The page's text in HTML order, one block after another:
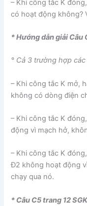
– Khi công tắc K
có hoạt động không?
* Hướng dẫn giải Câu
° Cả 3 trường hợp
– Khi công tắc K mở,
không có dòng điện
– Khi công tắc K
động vì mạch hở,
– Khi công tắc K
Đ2 không hoạt động
chạy qua nó.
* Câu C5 trang 12